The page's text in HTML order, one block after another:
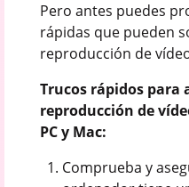
Pero antes puedes
rápidas que pueden
reproducción de
Trucos rápidos para
reproducción de
PC y Mac:
Comprueba y